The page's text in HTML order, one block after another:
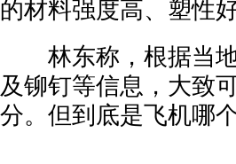
的材料强度高、塑性
林东称，根据当地
及铆钉等信息，大致
分。但到底是飞机哪